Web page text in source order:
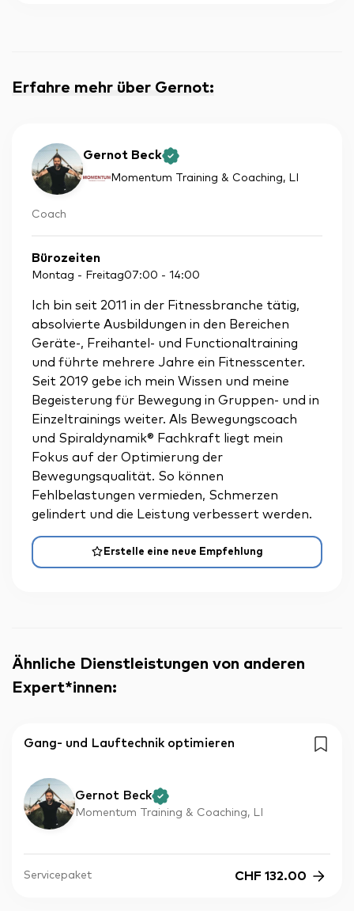
Erfahre mehr über Gernot:
Gernot Beck
Momentum Training & Coaching, LI
Coach
Bürozeiten
Montag - Freitag07:00 - 14:00
Erstelle eine neue Empfehlung
Ich bin seit 2011 in der Fitnessbranche tätig,
absolvierte Ausbildungen in den Bereichen
Geräte-, Freihantel- und Functionaltraining
und führte mehrere Jahre ein Fitnesscenter.
Seit 2019 gebe ich mein Wissen und meine
Begeisterung für Bewegung in Gruppen- und in
Einzeltrainings weiter. Als Bewegungscoach
und Spiraldynamik® Fachkraft liegt mein
Fokus auf der Optimierung der
Bewegungsqualität. So können
Fehlbelastungen vermieden, Schmerzen
gelindert und die Leistung verbessert werden.
Ähnliche Dienstleistungen von anderen
Expert*innen:
Gang- und Lauftechnik optimieren
Gernot Beck
Momentum Training & Coaching, LI
Servicepaket CHF 132.00